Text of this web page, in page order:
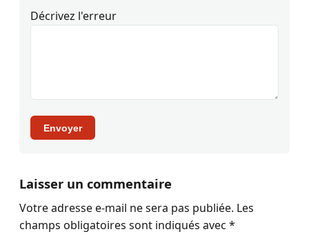
Décrivez l'erreur
Envoyer
Laisser un commentaire
Votre adresse e-mail ne sera pas publiée. Les
champs obligatoires sont indiqués avec *